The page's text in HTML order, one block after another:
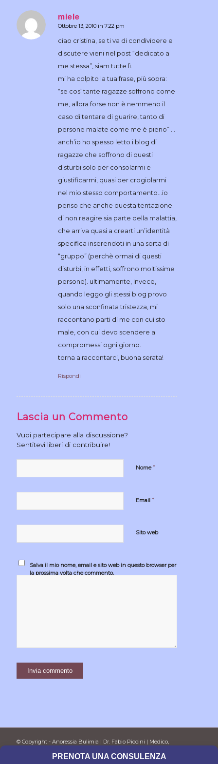
miele
dice:
Ottobre 13, 2010 in 7:22 pm
ciao cristina, se ti va di condividere e
discutere vieni nel post “dedicato a
me stessa”, siam tutte lì.
mi ha colpito la tua frase, più sopra:
“se così tante ragazze soffrono come
me, allora forse non è nemmeno il
caso di tentare di guarire, tanto di
persone malate come me è pieno” …
anch’io ho spesso letto i blog di
ragazze che soffrono di questi
disturbi solo per consolarmi e
giustificarmi, quasi per crogiolarmi
nel mio stesso comportamento…io
penso che anche questa tentazione
di non reagire sia parte della malattia,
che arriva quasi a crearti un’identità
specifica inserendoti in una sorta di
“gruppo” (perchè ormai di questi
disturbi, in effetti, soffrono moltissime
persone). ultimamente, invece,
quando leggo gli stessi blog provo
solo una sconfinata tristezza, mi
raccontano parti di me con cui sto
male, con cui devo scendere a
compromessi ogni giorno.
torna a raccontarci, buona serata!
Rispondi
Lascia un Commento
Vuoi partecipare alla discussione?
Sentitevi liberi di contribuire!
Nome*
Email *
Sito web
Salva il mio nome, email e sito web in questo browser per
la prossima volta che commento.
© Copyright - Anoressia Bulimia | Dr. Fabio Piccini | Medico,
Psicoterapeuta e Psicoanalista
PRENOTA UNA CONSULENZA